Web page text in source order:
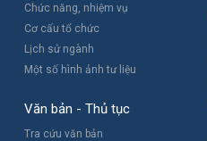
Chức năng, nhiệm vụ
Cơ cấu tổ chức
Lịch sử ngành
Một số hình ảnh tư liệu
Văn bản - Thủ tục
Tra cứu văn bản